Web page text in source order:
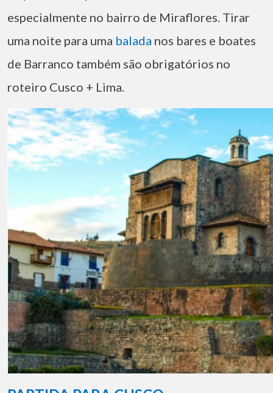
especialmente no bairro de Miraflores. Tirar
uma noite para uma balada nos bares e boates
de Barranco também são obrigatórios no
roteiro Cusco + Lima.